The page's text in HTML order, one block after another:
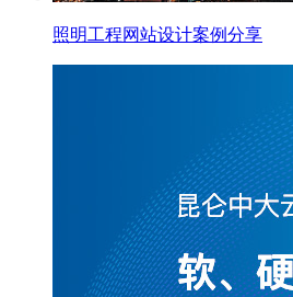
照明工程网站设计案例分享